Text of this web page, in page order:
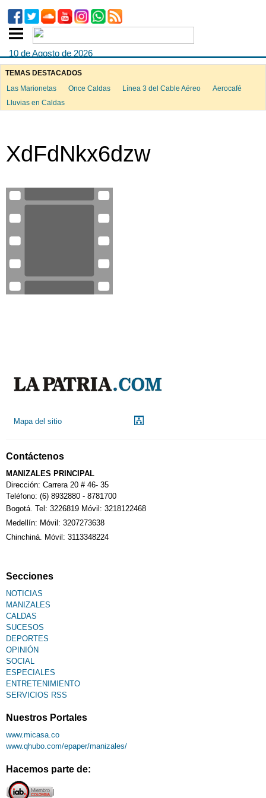
10 de Agosto de 2026
TEMAS DESTACADOS
Las Marionetas
Once Caldas Línea 3 del Cable Aéreo
Aerocafé
Lluvias en Caldas
XdFdNkx6dzw
Mapa del sitio
Contáctenos
MANIZALES PRINCIPAL
Dirección: Carrera 20 # 46- 35
Teléfono: (6) 8932880 - 8781700
Bogotá. Tel: 3226819 Móvil: 3218122468
Medellín: Móvil: 3207273638
Chinchiná. Móvil: 3113348224
Secciones
NOTICIAS
MANIZALES
CALDAS
SUCESOS
DEPORTES
OPINIÓN
SOCIAL
ESPECIALES
ENTRETENIMIENTO
SERVICIOS RSS
Nuestros Portales
www.micasa.co
www.qhubo.com/epaper/manizales/
Hacemos parte de: